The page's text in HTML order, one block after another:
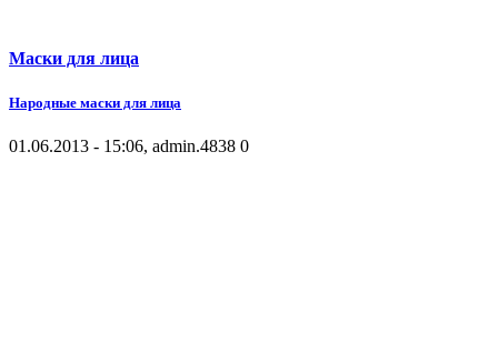
Маски для лица
Народные маски для лица
01.06.2013 - 15:06, admin.4838 0